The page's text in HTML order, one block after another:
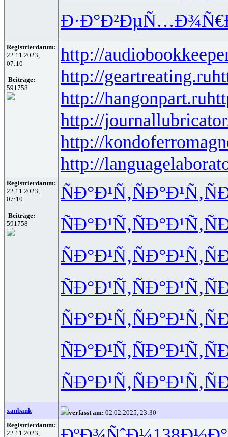
Ð·Ð°Ð²Ðµ
Registrierdatum:
22.11.2023,
07:10
Beiträge:
591758
http://
http://geartreating.ru
http://hangonpart.ru
http://
http://
http://
Registrierdatum:
22.11.2023,
07:10
Beiträge:
591758
ÑÐ°Ð¹Ñ‚ÑÐ°Ð¹Ñ‚
ÑÐ°Ð¹Ñ‚ÑÐ°Ð¹Ñ‚
ÑÐ°Ð¹Ñ‚ÑÐ°Ð¹Ñ‚
ÑÐ°Ð¹Ñ‚ÑÐ°Ð¹Ñ‚
ÑÐ°Ð¹Ñ‚ÑÐ°Ð¹Ñ‚
ÑÐ°Ð¹Ñ‚ÑÐ°Ð¹Ñ‚
ÑÐ°Ð¹Ñ‚ÑÐ°Ð¹Ñ‚
xanbank verfasst am: 02.02.2025, 23:30
Registrierdatum:
22.11.2023,